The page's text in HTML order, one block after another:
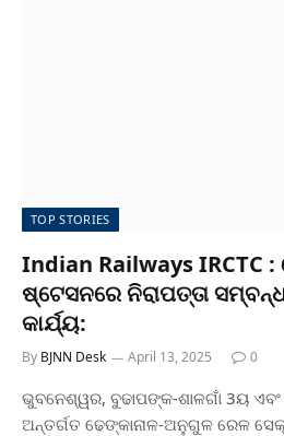
TOP STORIES
Indian Railways IRCTC :
ଷ୍ଟେସନରେ ନିରାପତ୍ତା
କାର୍ଯ୍ୟ:
By BJNN Desk April 13, 2025 0
ଭୁବନେଶ୍ୱର, ବୁଢାପଙ୍କ-ଶାଳଗାଁ 3ୟ
ଅନ୍ତର୍ଗତ ଢେଙ୍କାନାଳ-ଅନୁଗୁଳ ରେଳ